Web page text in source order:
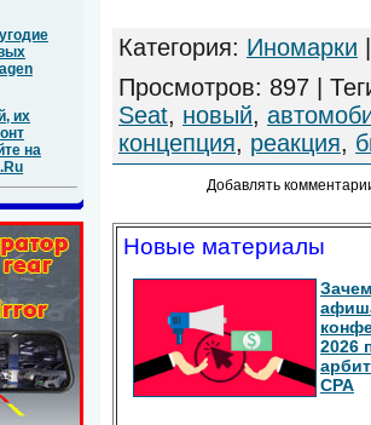
их
на
Категория: Иномарки
Просмотров: 897 |
Seat, новый,
концепция, реакция,
Добавлять
Новые материалы
2026
СРА